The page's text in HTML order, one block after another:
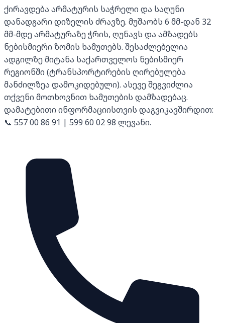
ქირავდება არმატურის საჭრელი და საღუნი
დანადგარი დიზელის ძრავზე. მუშაობს 6 მმ-დან 32
მმ-მდე არმატურაზე ჭრის, ღუნავს და ამზადებს
ნებისმიერი ზომის ხამუთებს. შესაძლებელია
ადგილზე მიტანა საქართველოს ნებისმიერ
რეგიონში (ტრანსპორტირების ღირებულება
მანძილზეა დამოკიდებული). ასევე შეგვიძლია
თქვენი მოთხოვნით ხამუთების დამზადებაც.
დამატებითი ინფორმაციისთვის დაგვიკავშირდით:
📞 557 00 86 91 | 599 60 02 98 ლევანი.